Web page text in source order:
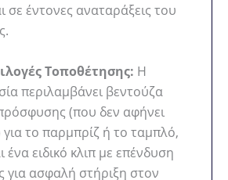
σε έντονες αναταράξεις του
Τοποθέτησης: Η
περιλαμβάνει βεντούζα
(που δεν αφήνει
το παρμπρίζ ή το ταμπλό,
ένα ειδικό κλιπ με επένδυση
για ασφαλή στήριξη στον